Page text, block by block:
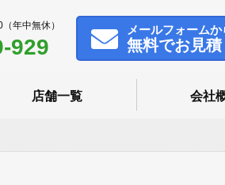
年中無休）
929
メールフォームか
無料でお見積
店舗一覧 会社